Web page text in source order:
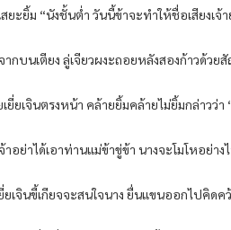
สยะยิ้ม “นังชั้นต่ำ วันนี้ข้าจะทำให้ชื่อเสียงเจ้
ากบนเตียง ลู่เจียวผงะถอยหลังสองก้าวด้ว
ยี่ยเจินตรงหน้า คล้ายยิ้มคล้ายไม่ยิ้มกล่าวว่
จ้าอย่าได้เอาท่านแม่ข้าขู่ข้า นางจะโมโหอย่
ยเจินขี้เกียจจะสนใจนาง ยื่นแขนออกไปคิดค